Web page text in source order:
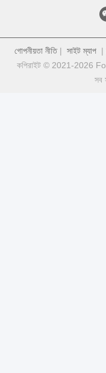
গোপনীয়তা নীতি| সাইট ম্যাপ |
কপিরাইট © 2021-2026
সব